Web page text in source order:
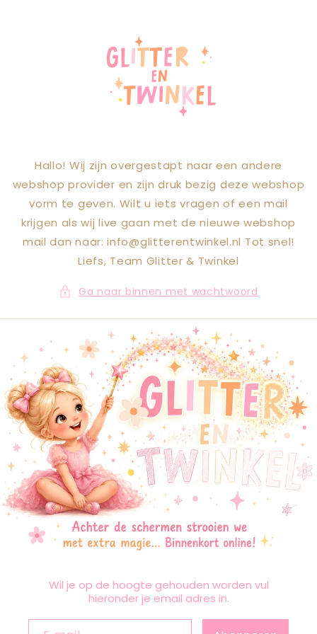
Hallo! Wij zijn overgestapt naar een andere
webshop provider en zijn druk bezig deze webshop
vorm te geven. Wilt u iets vragen of een mail
krijgen als wij live gaan met de nieuwe webshop
mail dan naar: info@glitterentwinkel.nl Tot snel!
Liefs, Team Glitter & Twinkel
Ga naar binnen met wachtwoord
Wil je op de hoogte gehouden worden vul
hieronder je email adres in.